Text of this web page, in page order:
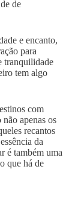
de
e encanto,
para
tranquilidade
tem algo
com
apenas os
recantos
da
é também uma
que há de